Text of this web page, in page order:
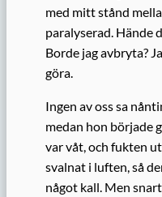
med mitt stånd
paralyserad. Hände
Borde jag avbryta?
göra.
Ingen av oss sa
medan hon började
var våt, och fukten
svalnat i luften, så
något kall. Men